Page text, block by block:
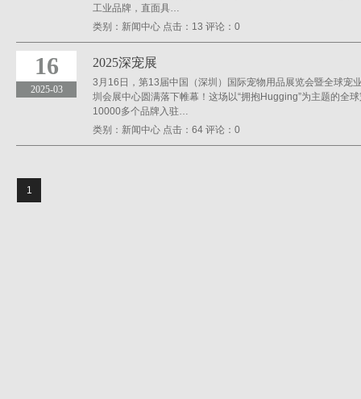
工业品牌，直面具…
类别： 新闻中心 点击： 13 评论： 0
16
2025-03
2025深宠展
3月16日，第13届中国（深圳）国际宠物用品展览会暨全球宠
圳会展中心圆满落下帷幕！这场以“拥抱Hugging”为主题的全
10000多个品牌入驻…
类别： 新闻中心 点击： 64 评论： 0
1